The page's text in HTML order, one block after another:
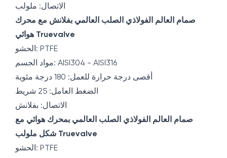
الاتصال: ملولب
صمام العالم الفولاذي الصلب العالمي بفلانش مع محرك
هوائي Truevalve
الحشو: PTFE
مواد الجسم: AISI304 - AISI316
أقصى درجة حرارة للعمل: 180 درجة مئوية
الضغط العامل: 25 شريط
الاتصال: بفلانش
صمام العالم الفولاذي الصلب العالمي بمحرك هوائي مع
شكل ملولب Truevalve
الحشو: PTFE